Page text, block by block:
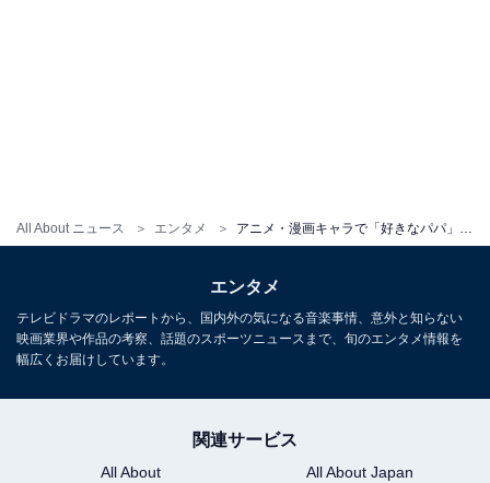
All About ニュース エンタメ
エンタメ
テレビドラマのレポートから、国内外の気になる音楽事情、意外と知らない
映画業界や作品の考察、話題のスポーツニュースまで、旬のエンタメ情報を
幅広くお届けしています。
関連サービス
All About
All About Japan